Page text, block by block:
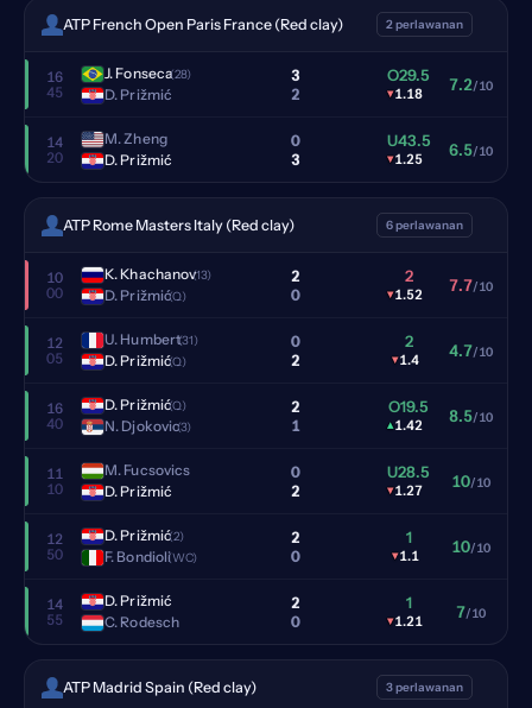
ATP French Open Paris France (Red clay) 2 perlawanan
16
45
J. Fonseca(28)
D. Prižmić
3
2
O29.5
▾1.18 7.2/10
14
20
M. Zheng
D. Prižmić
0
3
U43.5
▾1.25 6.5/10
ATP Rome Masters Italy (Red clay) 6 perlawanan
10
00
K. Khachanov(13)
D. Prižmić(Q)
2
0
2
▾1.52 7.7/10
12
05
U. Humbert(31)
D. Prižmić(Q)
0
2
2
▾1.4 4.7/10
16
40
D. Prižmić(Q)
N. Djokovic(3)
2
1
O19.5
▴1.42 8.5/10
11
10
M. Fucsovics
D. Prižmić
0
2
U28.5
▾1.27 10/10
12
50
D. Prižmić(2)
F. Bondioli(WC)
2
0
1
▾1.1 10/10
14
55
D. Prižmić
C. Rodesch
2
0
1
▾1.21 7/10
ATP Madrid Spain (Red clay) 3 perlawanan